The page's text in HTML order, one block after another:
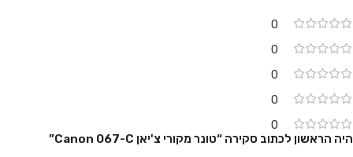
0
0
0
0
0
היה הראשון לכתוב סקירה “טונר מקורי צ'יאן Canon 067-C”